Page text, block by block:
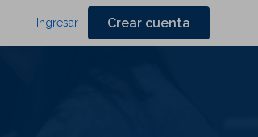
Ingresar Crear cuenta